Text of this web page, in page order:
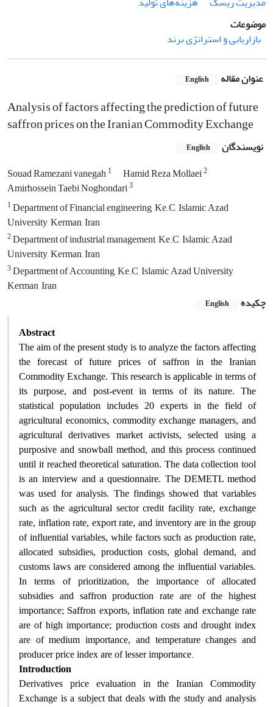
موضوعات
بازاریابی و استراتژی برند
عنوان مقاله English
Analysis of factors affecting the prediction of future
saffron prices on the Iranian Commodity Exchange
نویسندگان English
Souad Ramezani vanegah1 Hamid Reza Mollaei2
Amirhossein Taebi Noghondari3
1Department of Financial engineering, Ke.C, Islamic Azad
University, Kerman, Iran
2Department of industrial management, Ke.C, Islamic Azad
University, Kerman, Iran
3Department of Accounting, Ke.C, Islamic Azad University,
Kerman, Iran
چکیده
English
Abstract
The aim of the present study is to analyze the factors affecting
the forecast of future prices of saffron in the Iranian
Commodity Exchange. This research is applicable in terms of
its purpose, and post-event in terms of its nature. The
statistical population includes 20 experts in the field of
agricultural economics, commodity exchange managers, and
agricultural derivatives market activists, selected using a
purposive and snowball method, and this process continued
until it reached theoretical saturation. The data collection tool
is an interview and a questionnaire. The DEMETL method
was used for analysis. The findings showed that variables
such as the agricultural sector credit facility rate, exchange
rate, inflation rate, export rate, and inventory are in the group
of influential variables, while factors such as production rate,
allocated subsidies, production costs, global demand, and
customs laws are considered among the influential variables.
In terms of prioritization, the importance of allocated
subsidies and saffron production rate are of the highest
importance; Saffron exports, inflation rate and exchange rate
are of high importance; production costs and drought index
are of medium importance, and temperature changes and
producer price index are of lesser importance.
Introduction
Derivatives price evaluation in the Iranian Commodity
Exchange is a subject that deals with the study and analysis